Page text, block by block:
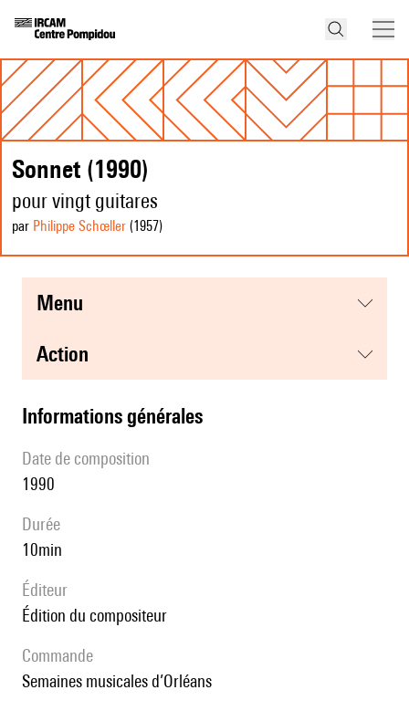
Sonnet (1990)
pour vingt guitares
par Philippe Schœller (1957)
menu
action
informations générales
date de composition
1990
durée
10min
éditeur
édition du compositeur
Commande
Semaines musicales d’Orléans